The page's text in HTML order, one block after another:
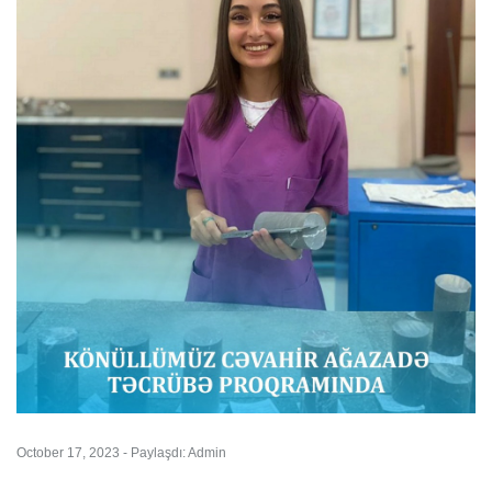
October 17, 2023 - Paylaşdı: Admin